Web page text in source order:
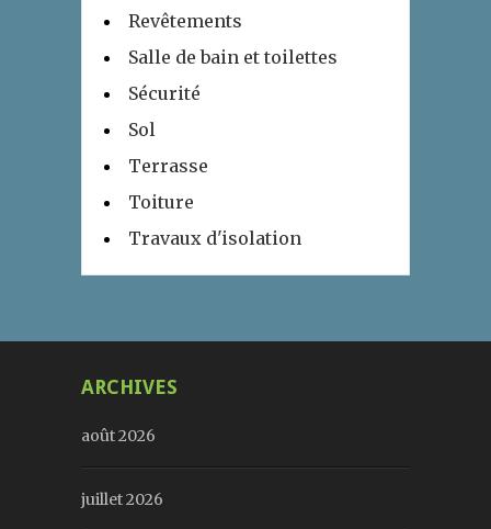
Revêtements
Salle de bain et toilettes
Sécurité
Sol
Terrasse
Toiture
Travaux d'isolation
ARCHIVES
août 2026
juillet 2026